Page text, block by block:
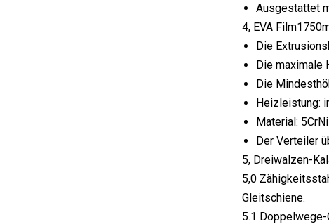
Ausgestattet
4, EVA
Die
Die maximale
Die
Heizleistung:
Material:
Der Verteiler
5, Dreiwalzen-
5,0
Gleitschiene.
5.1